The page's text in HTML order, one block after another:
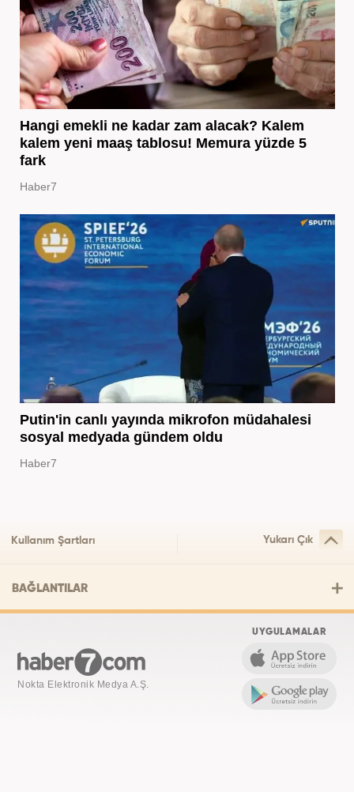
Hangi emekli ne kadar zam alacak? Kalem
kalem yeni maaş tablosu! Memura yüzde 5
fark
Haber7
Putin'in canlı yayında mikrofon müdahalesi
sosyal medyada gündem oldu
Haber7
Kullanım Şartları Yukarı Çık
BAĞLANTILAR
Nokta Elektronik Medya A.Ş.
UYGULAMALAR